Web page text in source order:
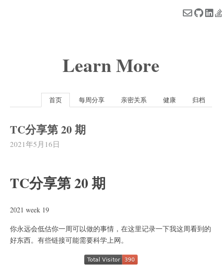
Learn More
首页 每周分享 亲密关系 健康 归档
TC分享第 20 期
2021年5月16日
TC分享第 20 期
2021 week 19
你永远会低估你一周可以做的事情，在这里记录一下我这周看到的
好东西。有些链接可能需要科学上网。